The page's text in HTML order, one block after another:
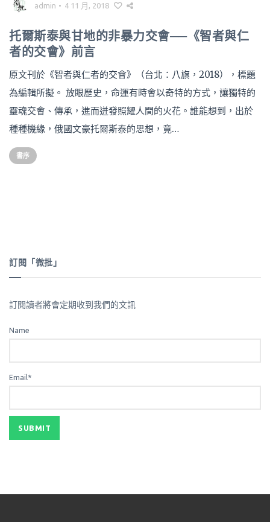
admin • 4 11 月, 2018
托爾斯泰與甘地的非暴力交會──《智者與仁
者的交會》前言
原文刊於《智者與仁者的交會》（台北：八旗，2018），標題
為編輯所擬。 放眼歷史，命運有時會以奇特的方式，讓獨特的
靈魂交會、傳承，進而迸發照耀人間的火花。誰能想到，出於
種種機緣，俄國文豪托爾斯泰的思想，竟…
書序
訂閱「微批」
訂閱讀者將會定期收到我們的文訊
Name
Email*